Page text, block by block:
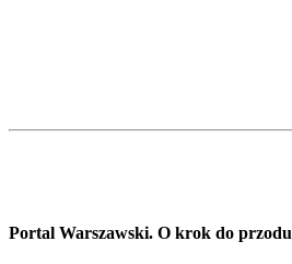
Portal Warszawski. O krok do przodu